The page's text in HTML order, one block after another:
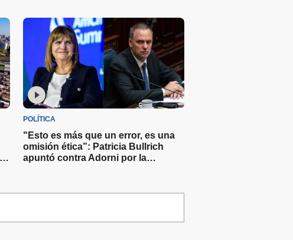
POLÍTICA
"Esto es más que un error, es una
omisión ética”: Patricia Bullrich
apuntó contra Adorni por la